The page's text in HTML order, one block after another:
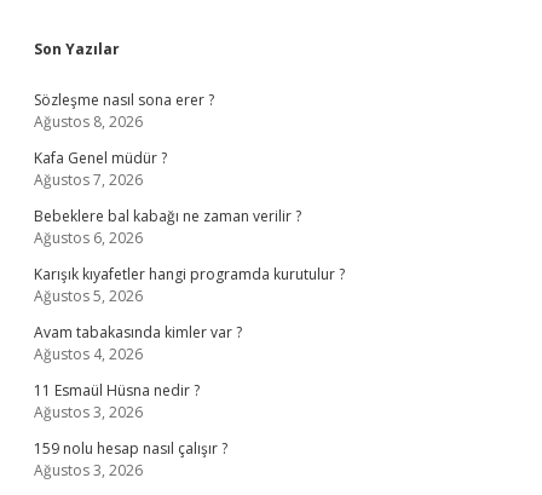
Sidebar
Son Yazılar
Sözleşme nasıl sona erer ?
Ağustos 8, 2026
Kafa Genel müdür ?
Ağustos 7, 2026
Bebeklere bal kabağı ne zaman verilir ?
Ağustos 6, 2026
Karışık kıyafetler hangi programda kurutulur ?
Ağustos 5, 2026
Avam tabakasında kimler var ?
Ağustos 4, 2026
11 Esmaül Hüsna nedir ?
Ağustos 3, 2026
159 nolu hesap nasıl çalışır ?
Ağustos 3, 2026